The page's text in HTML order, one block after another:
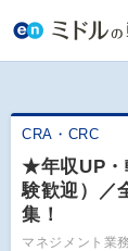
CRA・CRC
★年収UP・
験歓迎）／
集！
マネジメント業